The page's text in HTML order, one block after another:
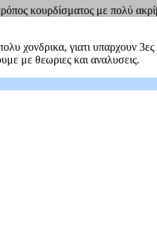
κουρδίσματος με πολύ
χονδρικα, γιατι υπαρχουν
με θεωριες και αναλυσεις.